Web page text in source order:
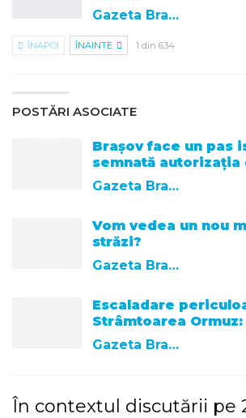
Gazeta Brasovului
ÎNAPOI ÎNAINTE 1 din 634
POSTĂRI ASOCIATE
Brașov face un pas
semnată
Gazeta Brasovului
Vom vedea un nou
străzi?
Gazeta Brasovului
Escaladare
Strâmtoarea
Gazeta Brasovului
În contextul discutării pe